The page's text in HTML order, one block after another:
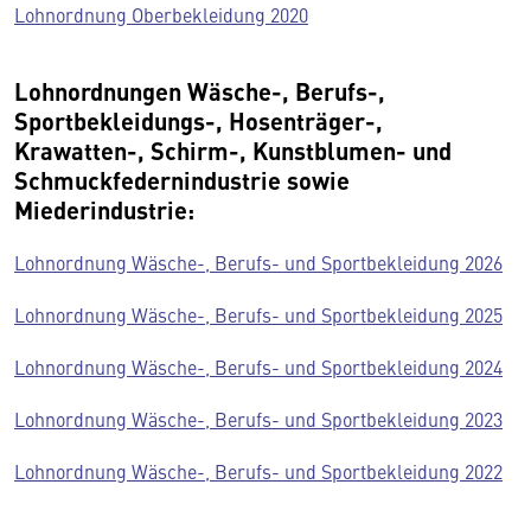
Lohnordnung Oberbekleidung 2020
Lohnordnungen Wäsche-, Berufs-,
Sportbekleidungs-, Hosenträger-,
Krawatten-, Schirm-, Kunstblumen- und
Schmuckfedernindustrie sowie
Miederindustrie:
Lohnordnung Wäsche-, Berufs- und Sportbekleidung 2026
Lohnordnung Wäsche-, Berufs- und Sportbekleidung 2025
Lohnordnung Wäsche-, Berufs- und Sportbekleidung 2024
Lohnordnung Wäsche-, Berufs- und Sportbekleidung 2023
Lohnordnung Wäsche-, Berufs- und Sportbekleidung 2022